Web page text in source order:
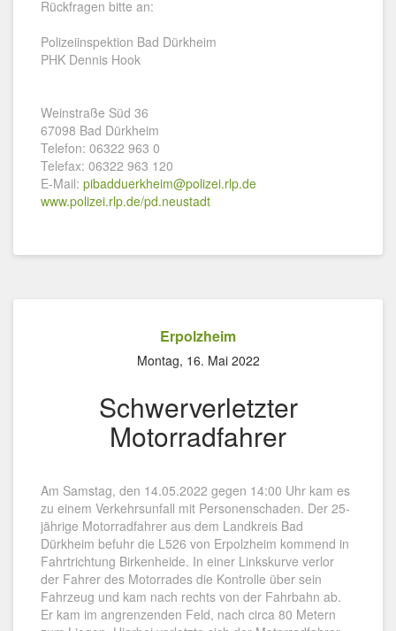
Rückfragen bitte an:
Polizeiinspektion Bad Dürkheim
PHK Dennis Hook
Weinstraße Süd 36
67098 Bad Dürkheim
Telefon: 06322 963 0
Telefax: 06322 963 120
E-Mail: pibadduerkheim@polizei.rlp.de
www.polizei.rlp.de/pd.neustadt
Erpolzheim
Montag, 16. Mai 2022
Schwerverletzter
Motorradfahrer
Am Samstag, den 14.05.2022 gegen 14:00 Uhr kam es
zu einem Verkehrsunfall mit Personenschaden. Der 25-
jährige Motorradfahrer aus dem Landkreis Bad
Dürkheim befuhr die L526 von Erpolzheim kommend in
Fahrtrichtung Birkenheide. In einer Linkskurve verlor
der Fahrer des Motorrades die Kontrolle über sein
Fahrzeug und kam nach rechts von der Fahrbahn ab.
Er kam im angrenzenden Feld, nach circa 80 Metern